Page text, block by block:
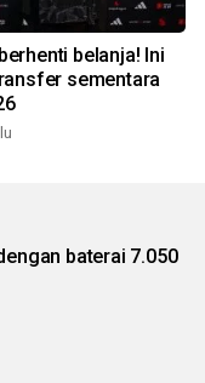
belanja! Ini
sementara
baterai 7.050